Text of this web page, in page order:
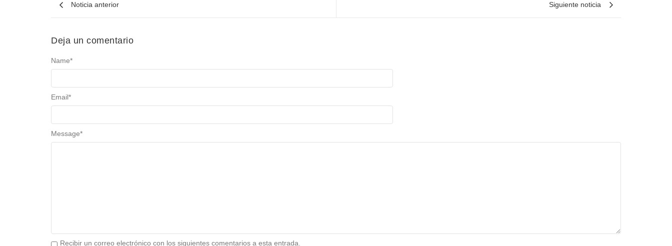
Noticia anterior Siguiente noticia
Deja un comentario
Message*
Name*
Email*
Recibir un correo electrónico con los siguientes comentarios a esta entrada.